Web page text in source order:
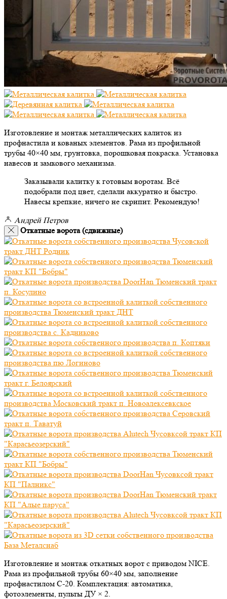
Изготовление и монтаж металлических калиток из
профнастила и кованых элементов. Рама из профильной
трубы 40×40 мм, грунтовка, порошковая покраска. Установка
навесов и замкового механизма.
Заказывали калитку к готовым воротам. Всё
подобрали под цвет, сделали аккуратно и быстро.
Навесы крепкие, ничего не скрипит. Рекомендую!
Андрей Петров
Откатные ворота (сдвижные)
Изготовление и монтаж откатных ворот с приводом NICE.
Рама из профильной трубы 60×40 мм, заполнение
профнастилом С-20. Комплектация: автоматика,
фотоэлементы, пульты ДУ × 2.